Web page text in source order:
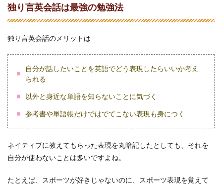
独り言英会話は最強の勉強法
独り言英会話のメリットは
自分が話したいことを英語でどう表現したらいいか考え
られる
以外と身近な単語を知らないことに気づく
参考書や単語帳だけではでてこない表現も身につく
ネイティブに教えてもらった表現を丸暗記したとしても、それを
自分が使わないことは多いですよね。
たとえば、スポーツが好きじゃないのに、スポーツ表現を覚えて